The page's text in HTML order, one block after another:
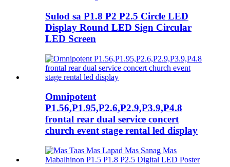
Sulod sa P1.8 P2 P2.5 Circle LED
Display Round LED Sign Circular
LED Screen
Omnipotent
P1.56,P1.95,P2.6,P2.9,P3.9,P4.8
frontal rear dual service concert
church event stage rental led display